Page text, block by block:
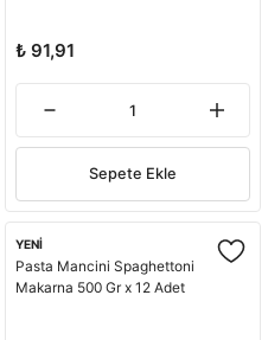
₺ 91,91
Sepete Ekle
YENİ
Pasta Mancini Spaghettoni
Makarna 500 Gr x 12 Adet